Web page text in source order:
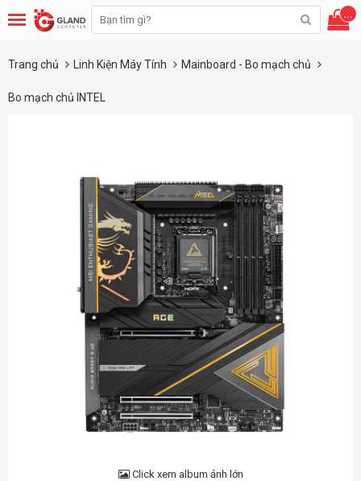
...
Trang chủ Linh Kiện Máy Tính Mainboard - Bo mạch chủ
Bo mạch chủ INTEL
Click xem album ảnh lớn